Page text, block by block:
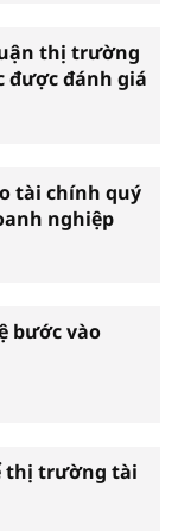
thị trường
được đánh giá
tài chính quý
nghiệp
bước vào
thị trường tài